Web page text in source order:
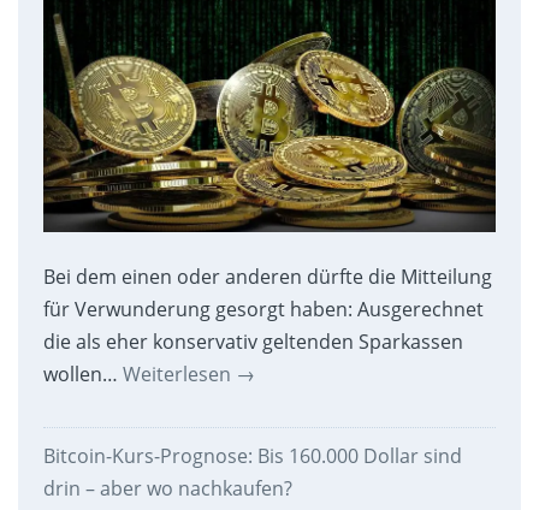
Bei dem einen oder anderen dürfte die Mitteilung
für Verwunderung gesorgt haben: Ausgerechnet
die als eher konservativ geltenden Sparkassen
wollen… Weiterlesen →
Bitcoin-Kurs-Prognose: Bis 160.000 Dollar sind
drin – aber wo nachkaufen?